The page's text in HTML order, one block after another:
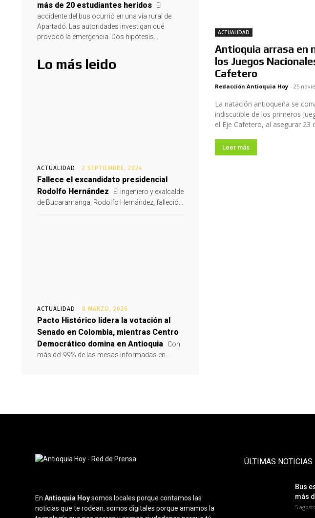
más de 20 estudiantes heridos
El
accidente del bus ocurrió en una vía rural de
Apartadó. Las autoridades investigan qué
provocó la emergencia. Dos hipótesis...
Lo más leido
ACTUALIDAD 2 SEPTIEMBRE, 2024
Fallece el excandidato presidencial
Rodolfo Hernández
El ingeniero y exalcalde
de Bucaramanga, Rodolfo Hernández, falleció...
ACTUALIDAD 8 MARZO, 2026
Pacto Histórico lidera la votación al
Senado en Colombia, mientras Centro
Democrático domina en Antioquia
Con
más del 99% de las mesas informadas en...
ACTUALIDAD
Antioquia arrasa en
los Juegos
Cafetero
Redacción Antioquia Hoy - 25
La natación antioqueña se
indiscutible de los primeros
el Eje Cafetero, al asegurar 23
Leer más
En Antioquia Hoysomos locales porque contamos las
noticias que te rodean, somos digitales porque amamos la
ÚLTIMAS NOTICIAS
Bus
más
5